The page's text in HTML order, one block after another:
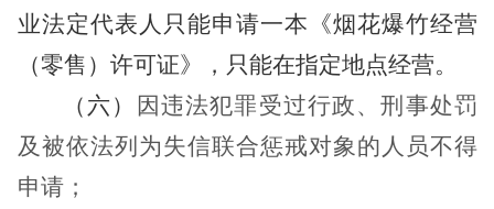
业法定代表人只能申请一本《烟花爆竹经营
（零售）许可证》，只能在指定地点经营。
（六）
因违法犯罪受过行政、刑事处罚
及被依法列为失信联合惩戒对象的人员不得
申请；